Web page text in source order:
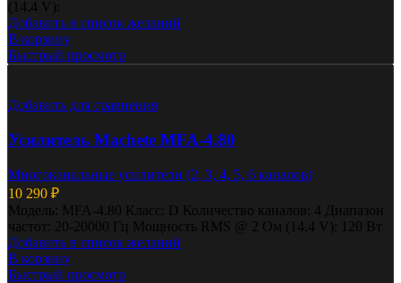
(14.4 V):
Добавить в список желаний
В корзину
Быстрый просмотр
Добавить для сравнения
Усилитель Machete MFA-4.80
Многоканальные усилители (2, 3, 4, 5, 6 каналов)
10 290 ₽
Модель: MFA-4.80 Класс: D Количество каналов: 4 Диапазон
частот: 20-20000 Гц Мощность RMS @ 2 Ом (14.4 V): 120 Вт
Добавить в список желаний
В корзину
Быстрый просмотр